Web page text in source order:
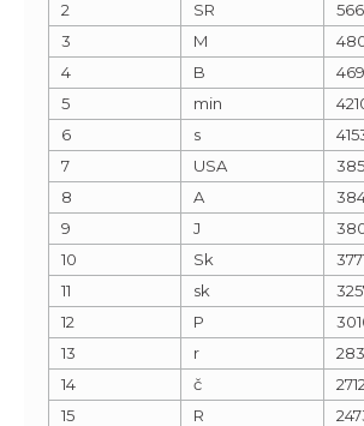
2
SR
3
M
4
B
5
min
6
s
7
USA
8
A
9
J
10
Sk
11
sk
12
P
13
r
14
č
15
R